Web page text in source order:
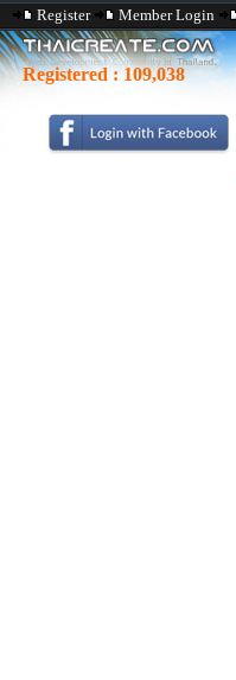
Register Member Login
Registered : 109,038